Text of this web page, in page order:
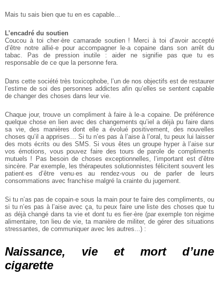
Mais tu sais bien que tu en es capable...
L’encadré du soutien
Coucou à toi cher·ère camarade soutien ! Merci à toi d’avoir accepté
d’être notre allié·e pour accompagner le·a copaine dans son arrêt du
tabac. Pas de pression inutile : aider ne signifie pas que tu es
responsable de ce que la personne fera.
Dans cette société très toxicophobe, l’un de nos objectifs est de restaurer
l’estime de soi des personnes addictes afin qu’elles se sentent capable
de changer des choses dans leur vie.
Chaque jour, trouve un compliment à faire à le·a copaine. De préférence
quelque chose en lien avec des changements qu’iel a déjà pu faire dans
sa vie, des manières dont elle a évolué positivement, des nouvelles
choses qu’il a apprises… Si tu n’es pas à l’aise à l’oral, tu peux lui laisser
des mots écrits ou des SMS. Si vous êtes un groupe hyper à l’aise sur
vos émotions, vous pouvez faire des tours de parole de compliments
mutuels ! Pas besoin de choses exceptionnelles, l’important est d’être
sincère. Par exemple, les thérapeutes solutionnistes félicitent souvent les
patient·es d’être venu·es au rendez-vous ou de parler de leurs
consommations avec franchise malgré la crainte du jugement.
Si tu n’as pas de copain·e sous la main pour te faire des compliments, ou
si tu n’es pas à l’aise avec ça, tu peux faire une liste des choses que tu
as déjà changé dans ta vie et dont tu es fier·ère (par exemple ton régime
alimentaire, ton lieu de vie, ta manière de militer, de gérer des situations
stressantes, de communiquer avec les autres...) :
Naissance, vie et mort d’une
cigarette